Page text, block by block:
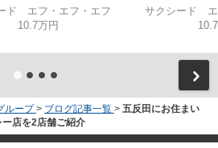
ド エフ・エフ・エフ
10.7万円
サクシード エ
ループ > ブログ記事一覧 > 五反田にお住まい
店を2店舗ご紹介